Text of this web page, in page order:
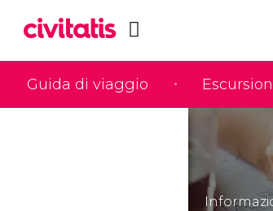
Guida di viaggio